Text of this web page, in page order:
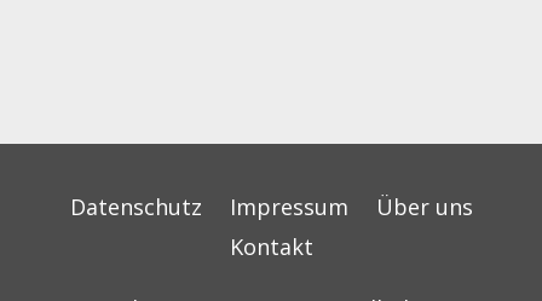
Datenschutz Impressum
Über uns
Kontakt